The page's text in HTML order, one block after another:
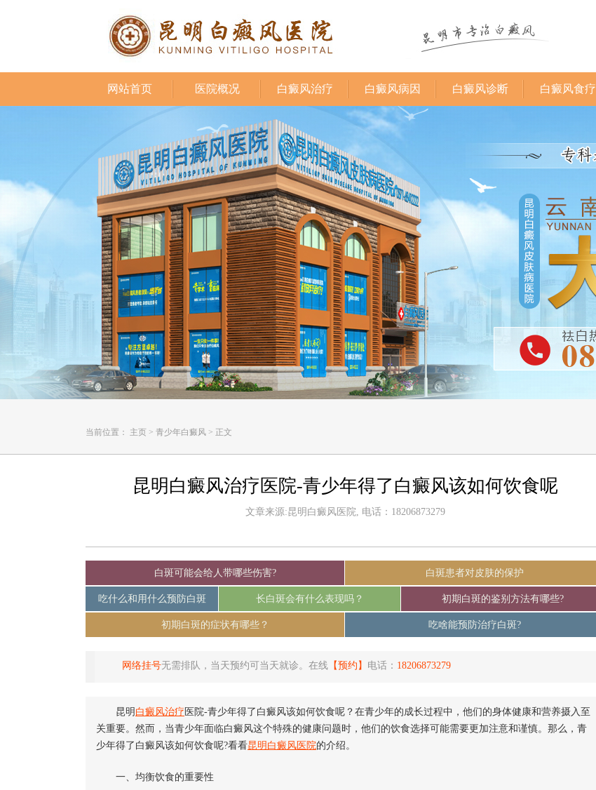
网站首页 医院概况 白癜风治疗 白癜风病因 白癜风诊断 白癜风食疗
当前位置： 主页 > 青少年白癜风 > 正文
昆明白癜风治疗医院-青少年得了白癜风该如何饮食呢
文章来源:昆明白癜风医院, 电话：18206873279
白斑可能会给人带哪些伤害? 白斑患者对皮肤的保护
吃什么和用什么预防白斑 长白斑会有什么表现吗？ 初期白斑的鉴别方法有哪些?
初期白斑的症状有哪些？ 吃啥能预防治疗白斑?
网络挂号无需排队，当天预约可当天就诊。在线 【预约】 电话： 18206873279
昆明 白癜风治疗 医院-青少年得了白癜风该如何饮食呢？在青少年的成长过程中，他们的身体健康和营养摄入至
关重要。然而，当青少年面临白癜风这个特殊的健康问题时，他们的饮食选择可能需要更加注意和谨慎。那么，青
少年得了白癜风该如何饮食呢?看看昆明白癜风医院的介绍。
一、均衡饮食的重要性